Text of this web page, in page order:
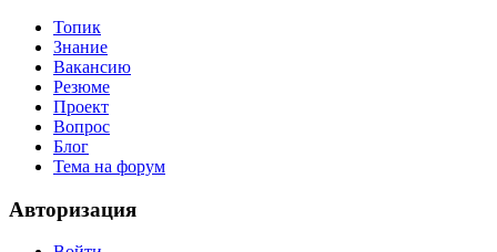
Топик
Знание
Вакансию
Резюме
Проект
Вопрос
Блог
Тема на форум
Авторизация